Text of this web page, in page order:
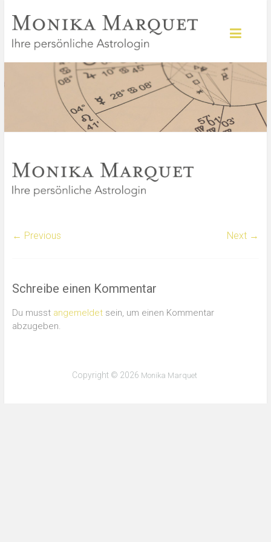
← Previous Next →
Schreibe einen Kommentar
Du musst angemeldetsein, um einen Kommentar
abzugeben.
Copyright © 2026 Monika Marquet